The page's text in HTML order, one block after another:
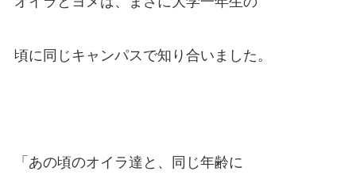
頃に同じキャンパスで知り合いました。
「あの頃のオイラ達と、同じ年齢に